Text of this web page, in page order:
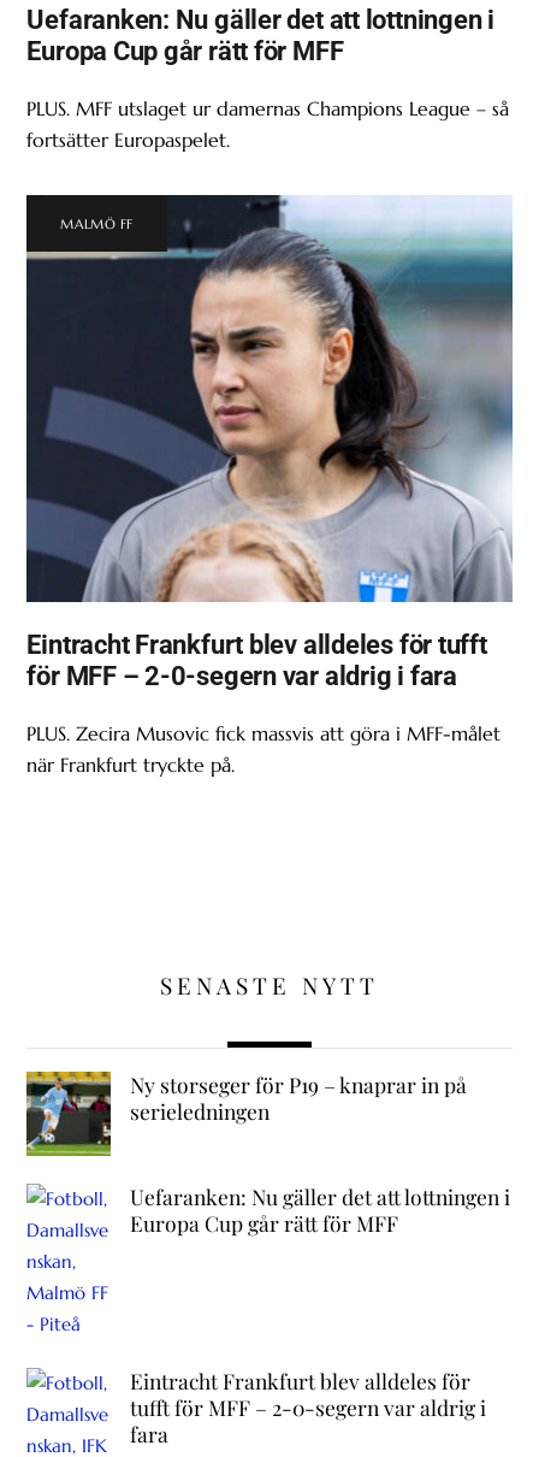
Uefaranken: Nu gäller det att lottningen i
Europa Cup går rätt för MFF
PLUS. MFF utslaget ur damernas Champions League – så
fortsätter Europaspelet.
MALMÖ FF
Eintracht Frankfurt blev alldeles för tufft
för MFF – 2-0-segern var aldrig i fara
PLUS. Zecira Musovic fick massvis att göra i MFF-målet
när Frankfurt tryckte på.
SENASTE NYTT
Ny storseger för P19 – knaprar in på
serieledningen
Uefaranken: Nu gäller det att lottningen i
Europa Cup går rätt för MFF
Eintracht Frankfurt blev alldeles för
tufft för MFF – 2-0-segern var aldrig i
fara